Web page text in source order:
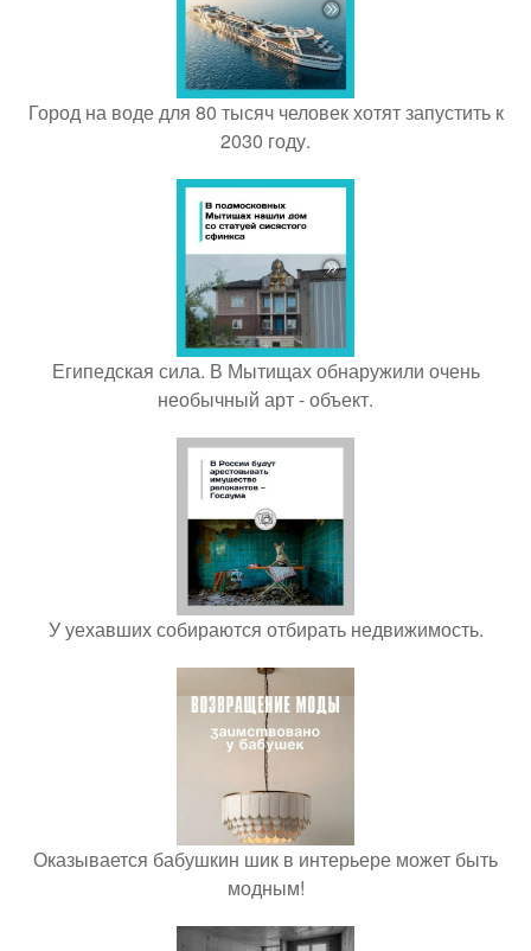
Город на воде для 80 тысяч человек хотят запустить к
2030 году.
Египедская сила. В Мытищах обнаружили очень
необычный арт - объект.
У уехавших собираются отбирать недвижимость.
Оказывается бабушкин шик в интерьере может быть
модным!